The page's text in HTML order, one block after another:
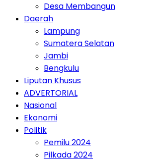
Desa Membangun
Daerah
Lampung
Sumatera Selatan
Jambi
Bengkulu
Liputan Khusus
ADVERTORIAL
Nasional
Ekonomi
Politik
Pemilu 2024
Pilkada 2024